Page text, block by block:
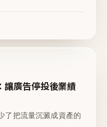
讓廣告停投後業績
了把流量沉澱成資產的